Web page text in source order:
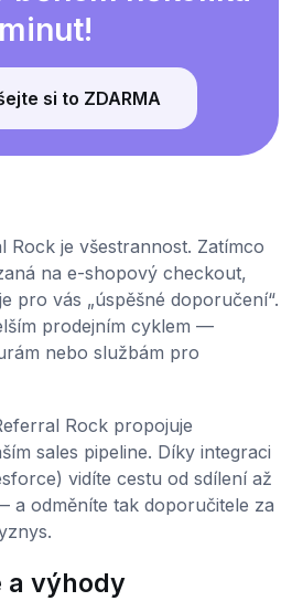
minut!
si to ZDARMA
Rock je všestrannost. Zatímco
na e-shopový checkout,
pro vás „úspěšné doporučení“.
prodejním cyklem —
nebo službám pro
Rock propojuje
sales pipeline. Díky integraci
vidíte cestu od sdílení až
a odměníte tak doporučitele za
a výhody